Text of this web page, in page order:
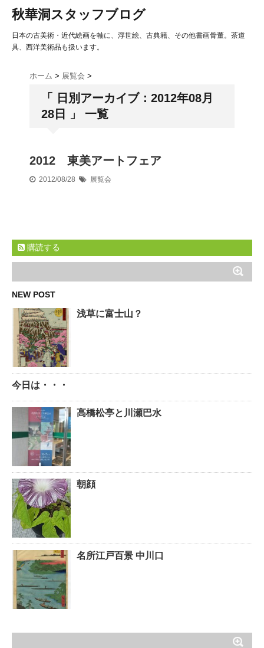
秋華洞スタッフブログ
日本の古美術・近代絵画を軸に、浮世絵、古典籍、その他書画骨董。茶道
具、西洋美術品も扱います。
ホーム > 展覧会 >
「 日別アーカイブ：2012年08月
28日 」 一覧
2012 東美アートフェア
2012/08/28 展覧会
購読する
NEW POST
浅草に富士山？
今日は・・・
高橋松亭と川瀬巴水
朝顔
名所江戸百景 中川口